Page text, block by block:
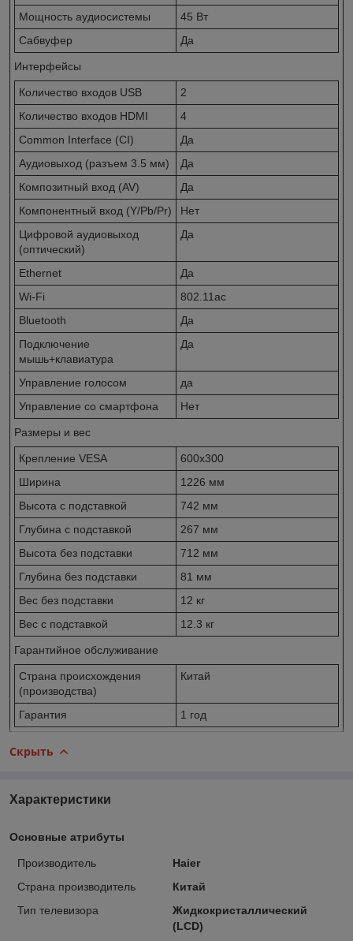
Мощность аудиосистемы
45 Вт
Сабвуфер
Да
Интерфейсы
Количество входов USB
2
Количество входов HDMI
4
Common Interface (CI)
Да
Аудиовыход (разъем 3.5 мм)
Да
Композитный вход (AV)
Да
Компонентный вход (Y/Pb/Pr)
Нет
Цифровой аудиовыход
(оптический)
Да
Ethernet
Да
Wi-Fi
802.11ac
Bluetooth
Да
Подключение
мышь+клавиатура
Да
Управление голосом
да
Управление со смартфона
Нет
Размеры и вес
Крепление VESA
600х300
Ширина
1226 мм
Высота с подставкой
742 мм
Глубина с подставкой
267 мм
Высота без подставки
712 мм
Глубина без подставки
81 мм
Вес без подставки
12 кг
Вес с подставкой
12.3 кг
Гарантийное обслуживание
Страна происхождения
(производства)
Китай
Гарантия 1 год
Скрыть
Характеристики
Основные атрибуты
Производитель
Haier
Страна производитель
Китай
Тип телевизора
Жидкокристаллический
(LCD)